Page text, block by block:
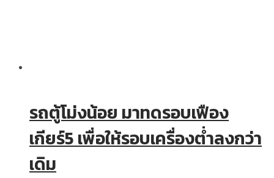
รถตู้โม่งน้อย มาทดรอบเฟือง
เกียร์5 เพื่อให้รอบเครื่องต่ำลงกว่า
เดิม